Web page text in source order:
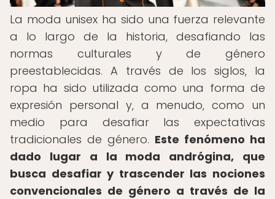
La moda unisex ha sido una fuerza relevante
a lo largo de la historia, desafiando las
normas culturales y de género
preestablecidas. A través de los siglos, la
ropa ha sido utilizada como una forma de
expresión personal y, a menudo, como un
medio para desafiar las expectativas
tradicionales de género. Este fenómeno ha
dado lugar a la moda andrógina, que
busca desafiar y trascender las nociones
convencionales de género a través de la